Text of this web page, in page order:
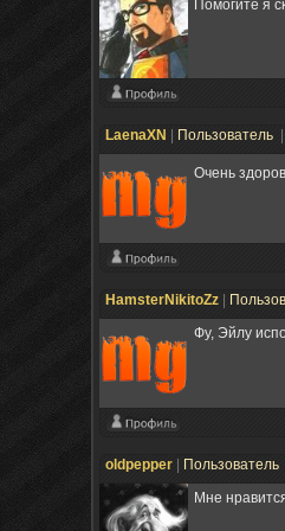
Помогите я
LaenaXN Пользователь
Очень
HamsterNikitoZz
Фу, Эйлу
oldpepper Пользователь
Мне